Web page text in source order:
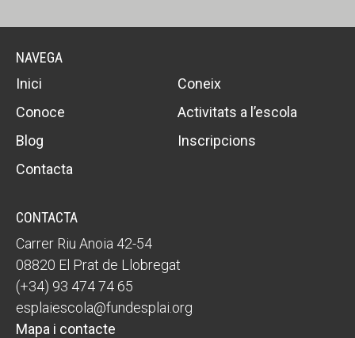
NAVEGA
Inici
Coneix
Conoce
Activitats a l’escola
Blog
Inscripcions
Contacta
CONTACTA
Carrer Riu Anoia 42-54
08820 El Prat de Llobregat
(+34) 93 474 74 65
esplaiescola@fundesplai.org
Mapa i contacte